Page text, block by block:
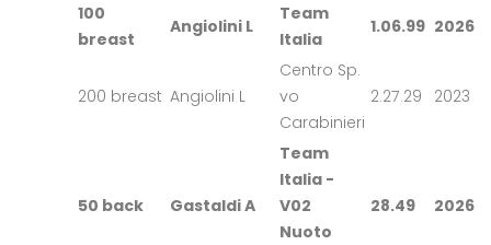
100
breast
Angiolini L
Team
Italia
1.06.99 2026
200 breast Angiolini L
Centro Sp.
vo
Carabinieri
2.27.29 2023
50 back Gastaldi A
Team
Italia -
V02
Nuoto
28.49 2026